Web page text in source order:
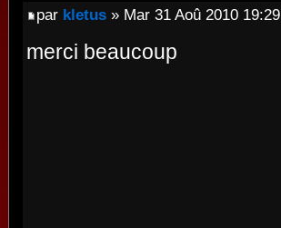
par kletus » Mar 31 Aoû 2010 19:29
merci beaucoup